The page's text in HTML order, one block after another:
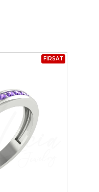
FIRSAT